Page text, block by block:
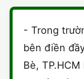
LAO ĐỘNG
HÀNH CHÍNH
ĐĂNG KÝ XE
HÀNH CHÍNH
ĐẤT ĐAI
HÌNH SỰ
- Trong
bên điền
Bè,